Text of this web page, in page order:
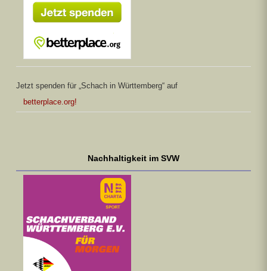
Jetzt spenden für „Schach in Württemberg“ auf
betterplace.org!
Nachhaltigkeit im SVW